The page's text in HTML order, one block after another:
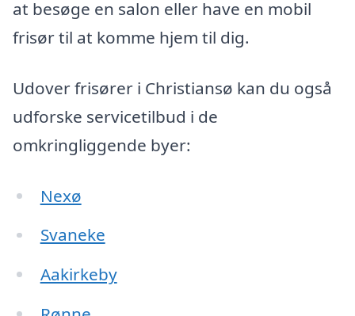
at besøge en salon eller have en mobil
frisør til at komme hjem til dig.
Udover frisører i Christiansø kan du også
udforske servicetilbud i de
omkringliggende byer:
Nexø
Svaneke
Aakirkeby